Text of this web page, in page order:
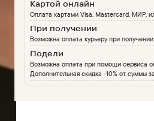
Картой онлайн
Оплата картами Visa, Mastercard, МИР,
При получении
Возможна оплата курьеру при
Подели
Возможна оплата при помощи сервиса
Дополнительная скидка -10% от суммы